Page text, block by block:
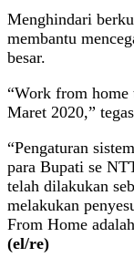
Menghindari
membantu
besar.
“Work from home
Maret 2020,”
“Pengaturan
para Bupati se
telah dilakukan
melakukan
From Home
(el/re)